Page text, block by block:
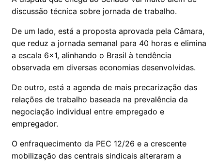
discussão técnica sobre jornada de trabalho.
De um lado, está a proposta aprovada pela Câmara,
que reduz a jornada semanal para 40 horas e elimina
a escala 6×1, alinhando o Brasil à tendência
observada em diversas economias desenvolvidas.
De outro, está a agenda de mais precarização das
relações de trabalho baseada na prevalência da
negociação individual entre empregado e
empregador.
O enfraquecimento da PEC 12/26 e a crescente
mobilização das centrais sindicais alteraram a